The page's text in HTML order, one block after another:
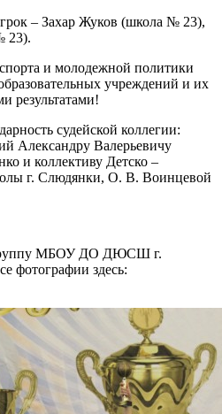
– Захар Жуков (школа № 23),
23).
и молодежной политики
учреждений и их
результатами!
судейской коллегии:
Александру Валерьевичу
и коллективу Детско –
г. Слюдянки, О. В. Воинцевой
МБОУ ДО ДЮСШ г.
фотографии здесь: